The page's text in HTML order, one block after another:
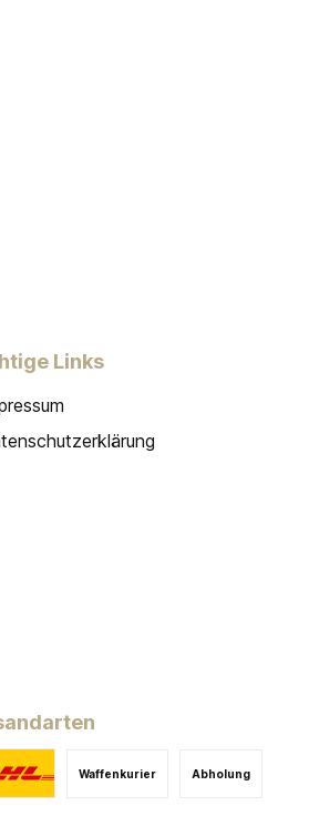
Links
Waffenkurier Abholung